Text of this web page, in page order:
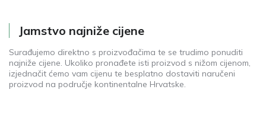
Jamstvo najniže cijene
Surađujemo direktno s proizvođačima te se trudimo ponuditi
najniže cijene. Ukoliko pronađete isti proizvod s nižom cijenom,
izjednačit ćemo vam cijenu te besplatno dostaviti naručeni
proizvod na područje kontinentalne Hrvatske.